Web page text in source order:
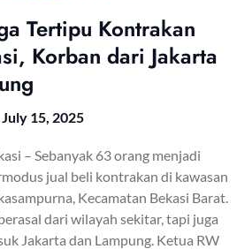
Tertipu Kontrakan
Korban dari Jakarta
July 15, 2025
– Sebanyak 63 orang menjadi
jual beli kontrakan di kawasan
Kecamatan Bekasi Barat.
dari wilayah sekitar, tapi juga
Jakarta dan Lampung. Ketua RW